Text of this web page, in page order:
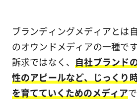
ブランディングメディアとは
のオウンドメディアの一種で
訴求ではなく、 自社ブランド
性のアピールなど、じっくり
を育てていくためのメディア